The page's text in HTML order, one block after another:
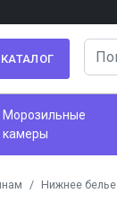
КАТАЛОГ
Морозильные
камеры
Нижнее белье